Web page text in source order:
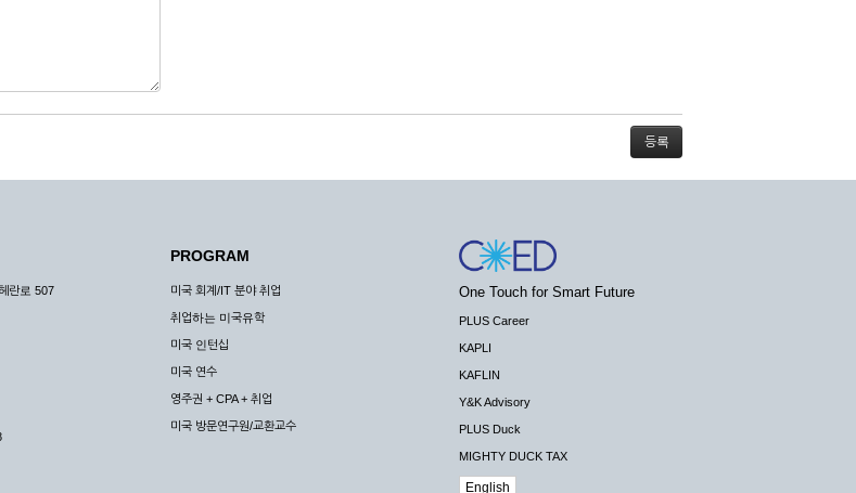
스 설비의 장애, 서비스 이용의 폭주 등의 정상적인 서비스가 불가능할 경우 회사는 사전 공지나 예고 없
지됨으로 인해 이용자 또는 제 3자가 입은 손해에 대하여 배상하지 않습니다.
이용할 수 있도록 하고 계속적, 안정적으로 서비스를 제공할 수 있도록 최선의 노력을 다하여야 합니다.
, 배포하여서는 안됩니다. 다만, 관계법령에 의하여 국가기관 등의 합법적인 요구가 있는 경우에는 해당
란로 507
PROGRAM
미국 회계/IT 분야 취업
취업하는 미국유학
미국 인턴십
미국 연수
영주권 + CPA + 취업
미국 방문연구원/교환교수
One Touch for Smart Future
PLUS Career
KAPLI
KAFLIN
Y&K Advisory
PLUS Duck
MIGHTY DUCK TAX
English